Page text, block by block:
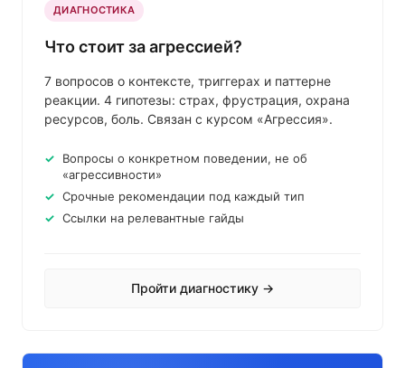
ДИАГНОСТИКА
Что стоит за агрессией?
7 вопросов о контексте, триггерах и паттерне
реакции. 4 гипотезы: страх, фрустрация, охрана
ресурсов, боль. Связан с курсом «Агрессия».
Вопросы о конкретном поведении, не об
«агрессивности»
Срочные рекомендации под каждый тип
Ссылки на релевантные гайды
Пройти диагностику →